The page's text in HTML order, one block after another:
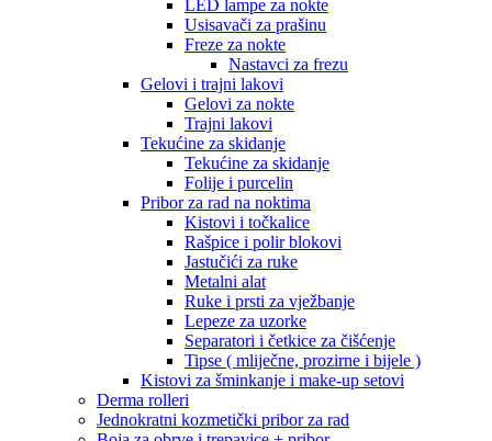
LED lampe za nokte
Usisavači za prašinu
Freze za nokte
Nastavci za frezu
Gelovi i trajni lakovi
Gelovi za nokte
Trajni lakovi
Tekućine za skidanje
Tekućine za skidanje
Folije i purcelin
Pribor za rad na noktima
Kistovi i točkalice
Rašpice i polir blokovi
Jastučići za ruke
Metalni alat
Ruke i prsti za vježbanje
Lepeze za uzorke
Separatori i četkice za čišćenje
Tipse ( mliječne, prozirne i bijele )
Kistovi za šminkanje i make-up setovi
Derma rolleri
Jednokratni kozmetički pribor za rad